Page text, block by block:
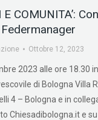
E COMUNITA’:
Ottobre 12, 2023
2023 alle ore 18.30
di Bologna Villa
4 – Bologna e in
Chiesadibologna.it e